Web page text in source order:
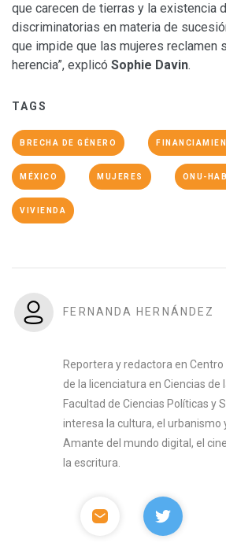
que carecen de tierras y la existencia
discriminatorias en materia de
que impide que las mujeres reclamen
herencia”, explicó Sophie Davin.
TAGS
BRECHA DE GÉNERO
MÉXICO MUJERES ONU-
VIVIENDA
FERNANDA HERNÁNDEZ
Reportera y redactora en
de la licenciatura en Ciencias de
Facultad de Ciencias Políticas y
interesa la cultura, el urbanismo
Amante del mundo digital, el
la escritura.